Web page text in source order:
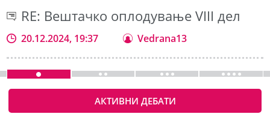
RE: Вештачко оплодување VIII дел
20.12.2024, 19:37 Vedrana13
АКТИВНИ ДЕБАТИ